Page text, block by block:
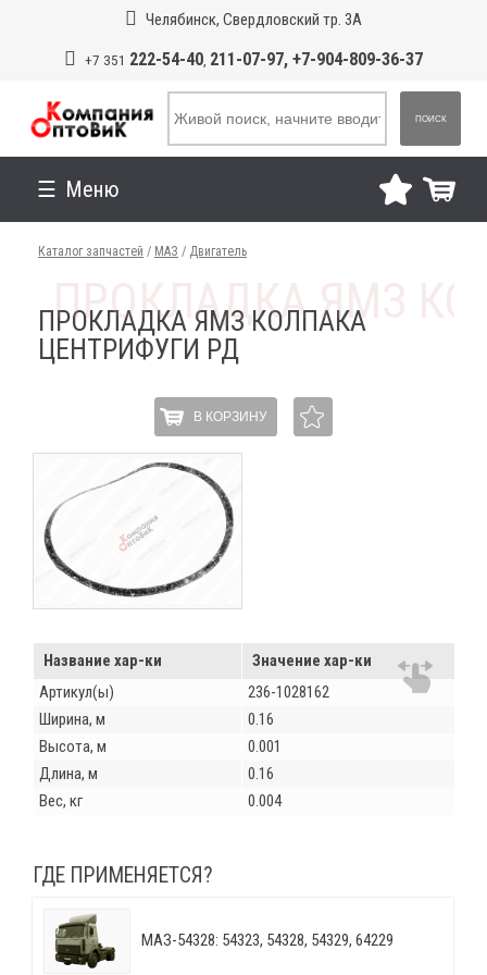
Челябинск, Свердловский тр. 3А
+7 351 222-54-40, 211-07-97, +7-904-809-36-37
ПОИСК
Меню
Каталог запчастей / МАЗ / Двигатель
ПРОКЛАДКА ЯМЗ КОЛПАКА
ЦЕНТРИФУГИ РД
В КОРЗИНУ
Название хар-ки
Значение хар-ки
Артикул(ы)
236-1028162
Ширина, м
0.16
Высота, м
0.001
Длина, м
0.16
Вес, кг
0.004
ГДЕ ПРИМЕНЯЕТСЯ?
МАЗ-54328: 54323, 54328, 54329, 64229